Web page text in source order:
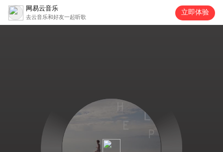
网易云音乐
去云音乐和好友一起听歌
立即体验